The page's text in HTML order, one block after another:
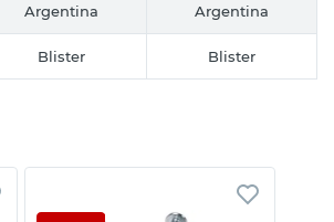
Argentina Argentina
Blister Blister